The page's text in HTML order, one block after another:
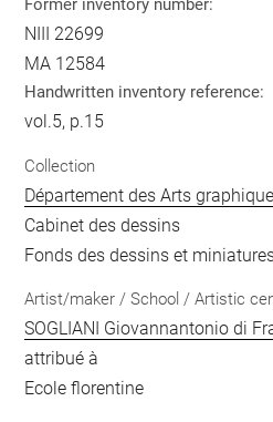
Former inventory number:
NIII 22699
MA 12584
Handwritten inventory reference:
vol.5, p.15
Collection
Département des Arts
Cabinet des dessins
Fonds des dessins et
Artist/maker / School / Artistic
SOGLIANI Giovannantonio di
attribué à
Ecole florentine